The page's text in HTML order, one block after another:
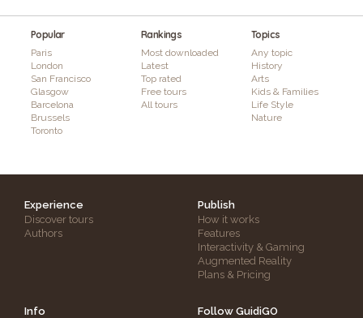
Popular
Paris
London
San Francisco
Glasgow
Barcelona
Brussels
Toronto
Rankings
Most downloaded
Latest
Top rated
Free tours
All tours
Topics
Any topic
History
Arts
Kids & Families
Life Style
Nature
Experience
Discover tours
Authors
Publish
How it works
Features
Interactivity & Gaming
Augmented Reality
Plans & Pricing
Info
Follow GuidiGO